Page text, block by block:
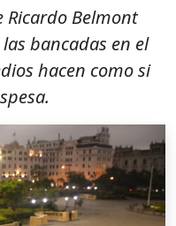
Belmont
bancadas en el
hacen como si